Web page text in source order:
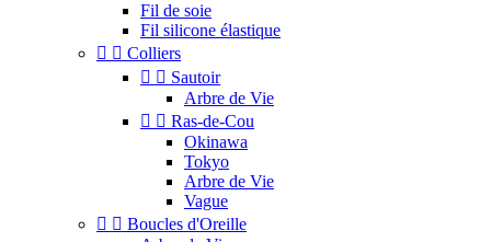
Fil de soie
Fil silicone élastique
  Colliers
  Sautoir
Arbre de Vie
  Ras-de-Cou
Okinawa
Tokyo
Arbre de Vie
Vague
  Boucles d'Oreille